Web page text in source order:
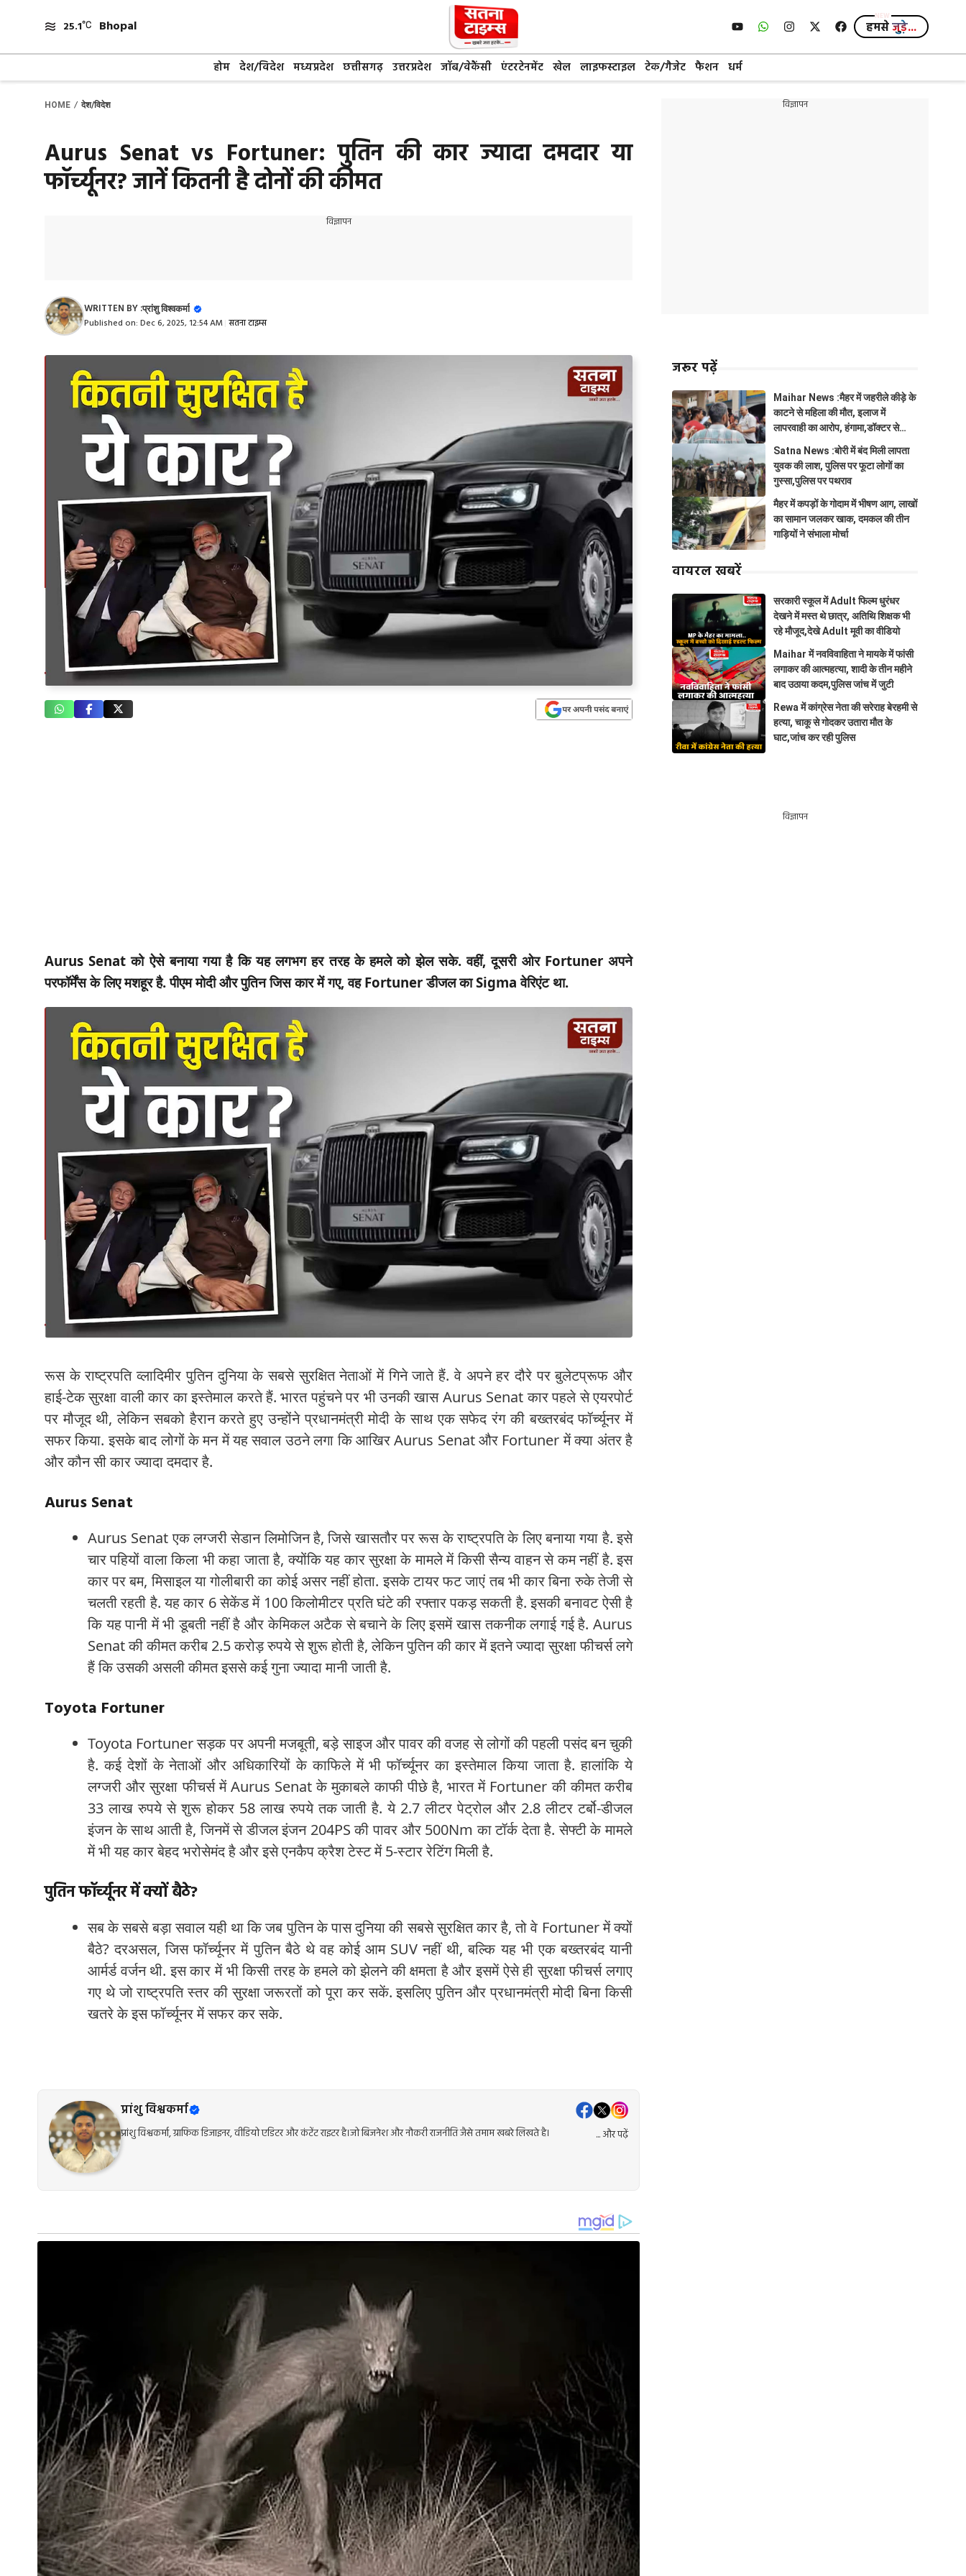
content
25.1 Bhopal हमसेजुड़े...
होम देश/विदेश मध्यप्रदेश छत्तीसगढ़ उत्तरप्रदेश जॉब/वेकैंसी एंटरटेनमेंट खेल लाइफस्टाइल टेक/गैजेट फैशन धर्म
HOME / देश/विदेश
Aurus Senat vs Fortuner: पुतिन की कार ज्यादा दमदार या
फॉर्च्यूनर? जानें कितनी है दोनों की कीमत
विज्ञापन
WRITTEN BY :प्रांशु विश्वकर्मा
Published on: Dec 6, 2025, 12:54 AM सतना टाइम्स
Aurus Senat को ऐसे बनाया गया है कि यह लगभग हर तरह के हमले को झेल सके. वहीं, दूसरी ओर Fortuner अपने
परफॉर्मेंस के लिए मशहूर है. पीएम मोदी और पुतिन जिस कार में गए, वह Fortuner डीजल का Sigma वेरिएंट था.
रूस के राष्ट्रपति व्लादिमीर पुतिन दुनिया के सबसे सुरक्षित नेताओं में गिने जाते हैं. वे अपने हर दौरे पर बुलेटप्रूफ और
हाई-टेक सुरक्षा वाली कार का इस्तेमाल करते हैं. भारत पहुंचने पर भी उनकी खास Aurus Senat कार पहले से एयरपोर्ट
पर मौजूद थी, लेकिन सबको हैरान करते हुए उन्होंने प्रधानमंत्री मोदी के साथ एक सफेद रंग की बख्तरबंद फॉर्च्यूनर में
सफर किया. इसके बाद लोगों के मन में यह सवाल उठने लगा कि आखिर Aurus Senat और Fortuner में क्या अंतर है
और कौन सी कार ज्यादा दमदार है.
Aurus Senat
Aurus Senat एक लग्जरी सेडान लिमोजिन है, जिसे खासतौर पर रूस के राष्ट्रपति के लिए बनाया गया है. इसे
चार पहियों वाला किला भी कहा जाता है, क्योंकि यह कार सुरक्षा के मामले में किसी सैन्य वाहन से कम नहीं है. इस
कार पर बम, मिसाइल या गोलीबारी का कोई असर नहीं होता. इसके टायर फट जाएं तब भी कार बिना रुके तेजी से
चलती रहती है. यह कार 6 सेकेंड में 100 किलोमीटर प्रति घंटे की रफ्तार पकड़ सकती है. इसकी बनावट ऐसी है
कि यह पानी में भी डूबती नहीं है और केमिकल अटैक से बचाने के लिए इसमें खास तकनीक लगाई गई है. Aurus
Senat की कीमत करीब 2.5 करोड़ रुपये से शुरू होती है, लेकिन पुतिन की कार में इतने ज्यादा सुरक्षा फीचर्स लगे
हैं कि उसकी असली कीमत इससे कई गुना ज्यादा मानी जाती है.
Toyota Fortuner
Toyota Fortuner सड़क पर अपनी मजबूती, बड़े साइज और पावर की वजह से लोगों की पहली पसंद बन चुकी
है. कई देशों के नेताओं और अधिकारियों के काफिले में भी फॉर्च्यूनर का इस्तेमाल किया जाता है. हालांकि ये
लग्जरी और सुरक्षा फीचर्स में Aurus Senat के मुकाबले काफी पीछे है, भारत में Fortuner की कीमत करीब
33 लाख रुपये से शुरू होकर 58 लाख रुपये तक जाती है. ये 2.7 लीटर पेट्रोल और 2.8 लीटर टर्बो-डीजल
इंजन के साथ आती है, जिनमें से डीजल इंजन 204PS की पावर और 500Nm का टॉर्क देता है. सेफ्टी के मामले
में भी यह कार बेहद भरोसेमंद है और इसे एनकैप क्रैश टेस्ट में 5-स्टार रेटिंग मिली है.
पुतिन फॉर्च्यूनर में क्यों बैठे?
सब के सबसे बड़ा सवाल यही था कि जब पुतिन के पास दुनिया की सबसे सुरक्षित कार है, तो वे Fortuner में क्यों
बैठे? दरअसल, जिस फॉर्च्यूनर में पुतिन बैठे थे वह कोई आम SUV नहीं थी, बल्कि यह भी एक बख्तरबंद यानी
आर्मर्ड वर्जन थी. इस कार में भी किसी तरह के हमले को झेलने की क्षमता है और इसमें ऐसे ही सुरक्षा फीचर्स लगाए
गए थे जो राष्ट्रपति स्तर की सुरक्षा जरूरतों को पूरा कर सकें. इसलिए पुतिन और प्रधानमंत्री मोदी बिना किसी
खतरे के इस फॉर्च्यूनर में सफर कर सके.
प्रांशु विश्वकर्मा
प्रांशु विश्वकर्मा, ग्राफिक डिजाइनर, वीडियो एडिटर और कंटेंट राइटर है।जो बिजनेश और नौकरी राजनीति जैसे तमाम खबरे लिखते है। ... और पढ़ें
विज्ञापन
जरूर पढ़ें
Maihar News :मैहर में जहरीले कीड़े के
काटने से महिला की मौत, इलाज में
लापरवाही का आरोप, हंगामा,डॉक्टर से
Satna News :बोरी में बंद मिली लापता
युवक की लाश, पुलिस पर फूटा लोगों का
गुस्सा,पुलिस पर पथराव
मैहर में कपड़ों के गोदाम में भीषण आग, लाखों
का सामान जलकर खाक, दमकल की तीन
गाड़ियों ने संभाला मोर्चा
वायरल खबरें
सरकारी स्कूल में Adult फिल्म धुरंधर
देखने में मस्त थे छात्र, अतिथि शिक्षक भी
रहे मौजूद,देखे Adult मूवी का वीडियो
Maihar में नवविवाहिता ने मायके में फांसी
लगाकर की आत्महत्या, शादी के तीन महीने
बाद उठाया कदम,पुलिस जांच में जुटी
Rewa में कांग्रेस नेता की सरेराह बेरहमी से
हत्या, चाकू से गोदकर उतारा मौत के
घाट,जांच कर रही पुलिस
विज्ञापन